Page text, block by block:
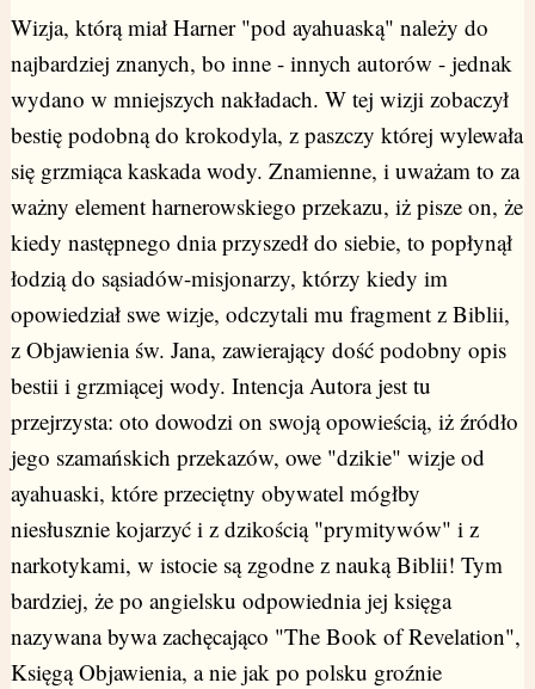
Wizja, którą miał Harner "pod ayahuaską" należy do
najbardziej znanych, bo inne - innych autorów - jednak
wydano w mniejszych nakładach. W tej wizji zobaczył
bestię podobną do krokodyla, z paszczy której wylewała
się grzmiąca kaskada wody. Znamienne, i uważam to za
ważny element harnerowskiego przekazu, iż pisze on, że
kiedy następnego dnia przyszedł do siebie, to popłynął
łodzią do sąsiadów-misjonarzy, którzy kiedy im
opowiedział swe wizje, odczytali mu fragment z Biblii,
z Objawienia św. Jana, zawierający dość podobny opis
bestii i grzmiącej wody. Intencja Autora jest tu
przejrzysta: oto dowodzi on swoją opowieścią, iż źródło
jego szamańskich przekazów, owe "dzikie" wizje od
ayahuaski, które przeciętny obywatel mógłby
niesłusznie kojarzyć i z dzikością "prymitywów" i z
narkotykami, w istocie są zgodne z nauką Biblii! Tym
bardziej, że po angielsku odpowiednia jej księga
nazywana bywa zachęcająco "The Book of Revelation",
Księgą Objawienia, a nie jak po polsku groźnie